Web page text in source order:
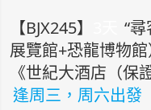
【BJX245】
“
展覽館+恐龍博物
《世紀大酒店（保
逢周三，周六出發